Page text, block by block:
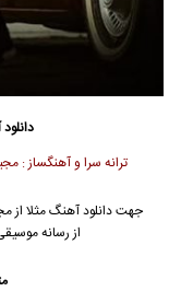
ترانه سرا و آهنگساز
جهت دانلود آهنگ مثلا از
از رسانه